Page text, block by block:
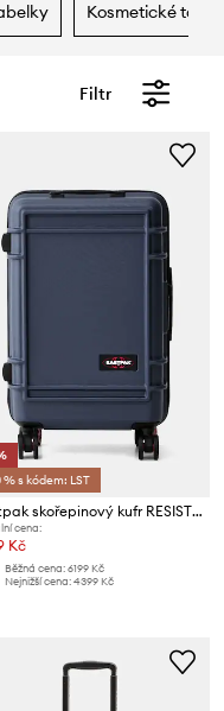
kosmetické tašky
Filtr
% s kódem: LST
Eastpak skořepinový kufr RESIST'R ZIP CABIN
cena:
Kč
Běžná cena:6199 Kč
Nejnižší cena:4399 Kč